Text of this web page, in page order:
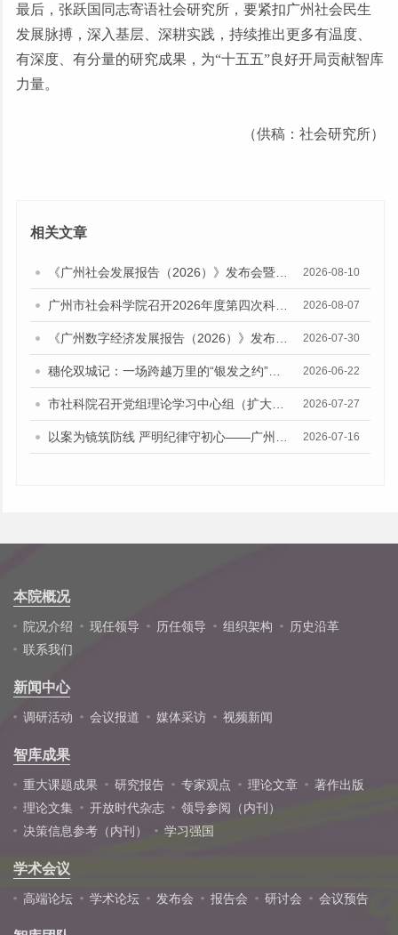
最后，张跃国同志寄语社会研究所，要紧扣广州社会民生
发展脉搏，深入基层、深耕实践，持续推出更多有温度、
有深度、有分量的研究成果，为“十五五”良好开局贡献智库
力量。
（供稿：社会研究所）
相关文章
2026-08-10
2026-08-07
2026-07-30
2026-06-22
2026-07-27
2026-07-16
本院概况
院况介绍 现任领导 历任领导 组织架构
历史沿革
联系我们
新闻中心
调研活动 会议报道 媒体采访 视频新闻
智库成果
重大课题成果 研究报告 专家观点 理论文章
著作出版
理论文集
开放时代杂志
领导参阅（内刊）
决策信息参考（内刊）
学习强国
学术会议
高端论坛 学术论坛 发布会 报告会 研讨会 会议预告